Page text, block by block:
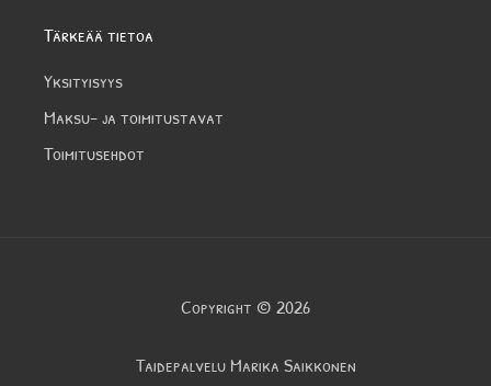
Tärkeää tietoa
Yksityisyys
Maksu- ja toimitustavat
Toimitusehdot
Copyright © 2026
Taidepalvelu Marika Saikkonen